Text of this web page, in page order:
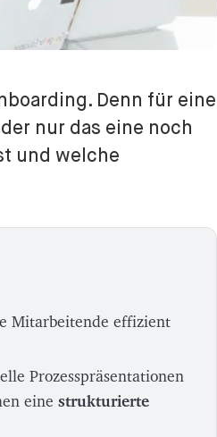
Denn für eine
nur das eine noch
und welche
Mitarbeitende effizient
Prozesspräsentationen
einestrukturierte